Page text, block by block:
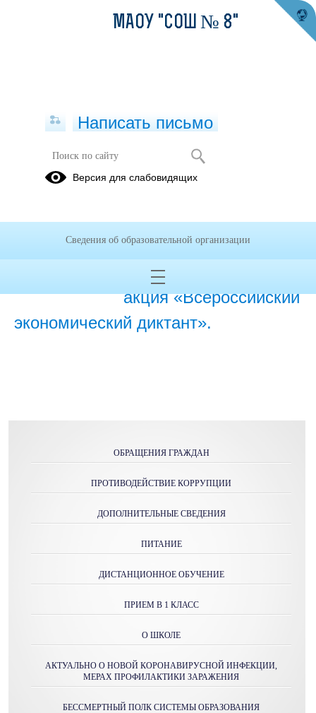
Публикации за 15.09.2020
07 октября 2020 года
пройдет ежегодная
образовательная
акция «Всероссийский
экономический диктант».
ОБРАЩЕНИЯ ГРАЖДАН
ПРОТИВОДЕЙСТВИЕ КОРРУПЦИИ
ДОПОЛНИТЕЛЬНЫЕ СВЕДЕНИЯ
ПИТАНИЕ
ДИСТАНЦИОННОЕ ОБУЧЕНИЕ
ПРИЕМ В 1 КЛАСС
О ШКОЛЕ
АКТУАЛЬНО О НОВОЙ КОРОНАВИРУСНОЙ ИНФЕКЦИИ,
МЕРАХ ПРОФИЛАКТИКИ ЗАРАЖЕНИЯ
БЕССМЕРТНЫЙ ПОЛК СИСТЕМЫ ОБРАЗОВАНИЯ
МАОУ "СОШ № 8"
Написать письмо
Версия для слабовидящих
Сведения об образовательной организации